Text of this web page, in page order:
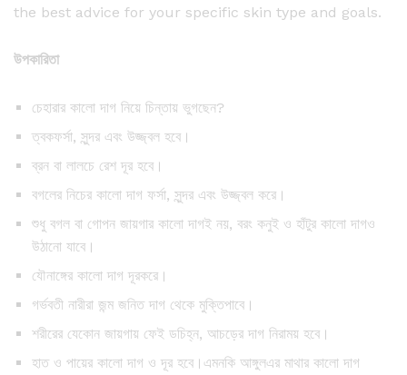
the best advice for your specific skin type and goals.
উপকারিতা
চেহারার কালো দাগ নিয়ে চিন্তায় ভুগছেন?
ত্বকফর্সা, সুন্দর এবং উজ্জ্বল হবে।
ব্রন বা লালচে রেশ দূর হবে।
বগলের নিচের কালো দাগ ফর্সা, সুন্দর এবং উজ্জ্বল করে।
শুধু বগল বা গোপন জায়গার কালো দাগই নয়, বরং কনুই ও হাঁটুর কালো দাগও
উঠানো যাবে।
যৌনাঙ্গের কালো দাগ দূরকরে।
গর্ভবতী নারীরা জন্ম জনিত দাগ থেকে মুক্তিপাবে।
শরীরের যেকোন জায়গায় ফেই ডচিহ্ন, আচড়ের দাগ নিরাময় হবে।
হাত ও পায়ের কালো দাগ ও দূর হবে।এমনকি আঙ্গুলএর মাথার কালো দাগ